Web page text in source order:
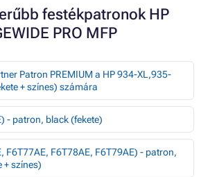
festékpatronok HP
PRO MFP
Patron PREMIUM a HP 934-XL,935-
+ színes) számára
- patron, black (fekete)
F6T77AE, F6T78AE, F6T79AE) - patron,
+ színes)